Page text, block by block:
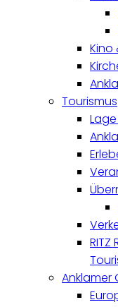
Kino
Tourismus
Anklamer